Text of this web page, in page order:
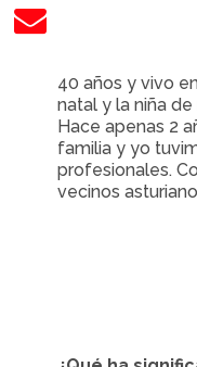
40 años y vivo
natal y la niña
Hace apenas 2
familia y yo
profesionales.
vecinos